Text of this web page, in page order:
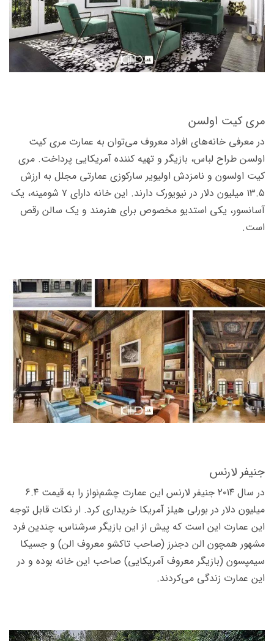
مری کیت اولسن
در معرفی خانه‌های افراد معروف می­‌توان به عمارت مری کیت
اولسن طراح لباس، بازیگر و تهیه کننده آمریکایی پرداخت. مری
کیت اولسون و نامزدش اولیویر سارکوزی عمارتی مجلل به ارزش
۱۳.۵ میلیون دلار در نیویورک دارند. این خانه دارای ۷ شومینه،‌ یک
آسانسور، یکی استدیو مخصوص برای هنرمند و یک سالن رقص
است.
جنیفر لارنس
در سال ۲۰۱۴ جنیفر لارنس این عمارت چشم‌­نواز را به قیمت ۶.۴
میلیون دلار در بورلی هیلز آمریکا خریداری کرد. ار نکات قابل توجه
این عمارت این است که پیش از این بازیگر سرشناس، چندین فرد
مشهور همچون الن دجنرز (صاحب تاک­شو معروف الن) و جسیکا
سیمپسون (بازیگر معروف آمریکایی) صاحب این خانه بوده و در
این عمارت زندگی می­‌کردند.